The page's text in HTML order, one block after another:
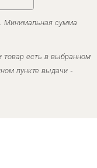
Минимальная сумма
есть в выбранном
пункте выдачи -